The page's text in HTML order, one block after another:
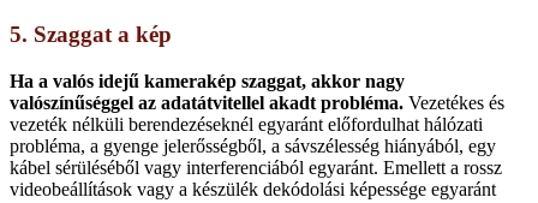
5. Szaggat a kép
Ha a valós idejű kamerakép szaggat, akkor nagy
valószínűséggel az adatátvitellel akadt probléma. Vezetékes és
vezeték nélküli berendezéseknél egyaránt előfordulhat hálózati
probléma, a gyenge jelerősségből, a sávszélesség hiányából, egy
kábel sérüléséből vagy interferenciából egyaránt. Emellett a rossz
videobeállítások vagy a készülék dekódolási képessége egyaránt